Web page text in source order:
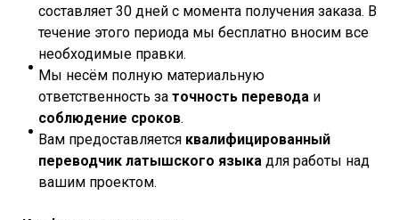
составляет 30 дней с момента получения заказа. В
течение этого периода мы бесплатно вносим все
необходимые правки.
Мы несём полную материальную
ответственность за точность перевода и
соблюдение сроков.
Вам предоставляется квалифицированный
переводчик латышского языка для работы над
вашим проектом.